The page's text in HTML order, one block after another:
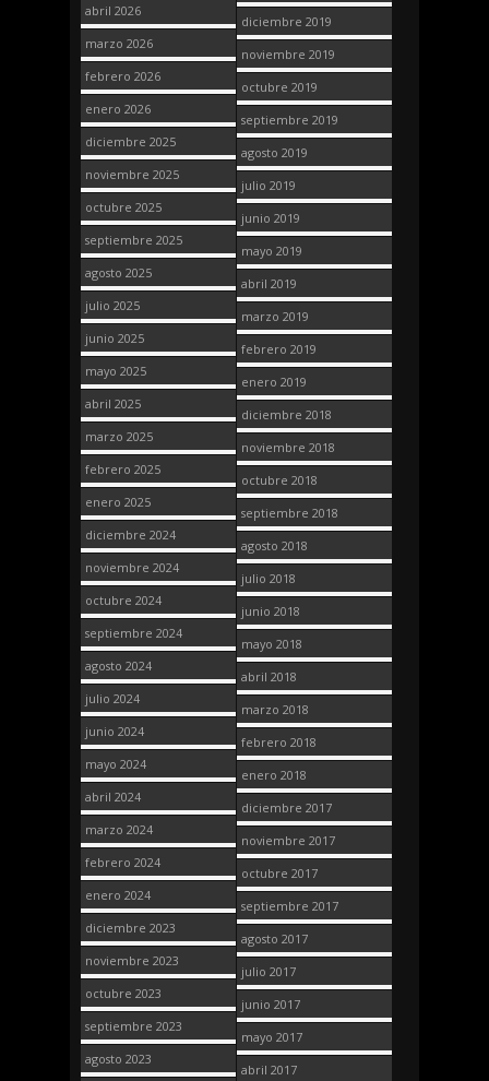
abril 2026
marzo 2026
febrero 2026
enero 2026
diciembre 2025
noviembre 2025
octubre 2025
septiembre 2025
agosto 2025
julio 2025
junio 2025
mayo 2025
abril 2025
marzo 2025
febrero 2025
enero 2025
diciembre 2024
noviembre 2024
octubre 2024
septiembre 2024
agosto 2024
julio 2024
junio 2024
mayo 2024
abril 2024
marzo 2024
febrero 2024
enero 2024
diciembre 2023
noviembre 2023
octubre 2023
septiembre 2023
agosto 2023
diciembre 2019
noviembre 2019
octubre 2019
septiembre 2019
agosto 2019
julio 2019
junio 2019
mayo 2019
abril 2019
marzo 2019
febrero 2019
enero 2019
diciembre 2018
noviembre 2018
octubre 2018
septiembre 2018
agosto 2018
julio 2018
junio 2018
mayo 2018
abril 2018
marzo 2018
febrero 2018
enero 2018
diciembre 2017
noviembre 2017
octubre 2017
septiembre 2017
agosto 2017
julio 2017
junio 2017
mayo 2017
abril 2017